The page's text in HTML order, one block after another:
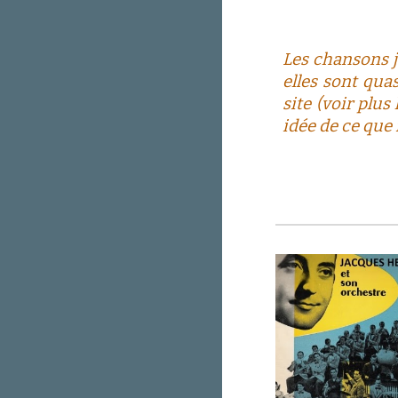
Les chansons
elles sont
site (voirplus
idée de ce